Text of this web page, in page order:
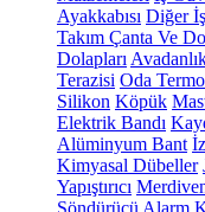
Ayakkabısı Diğer
Takım Çanta Ve
Dolapları
Terazisi Oda
Silikon Köpük
Elektrik Bandı
Alüminyum Bant
Kimyasal Dübeller
Yapıştırıcı
Söndürücü Alarm